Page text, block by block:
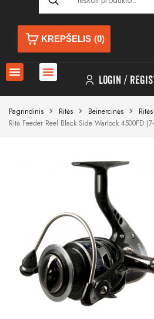
KREPŠELIS (0)
LOGIN
Pagrindinis Ritės Beinercinės
Ritė Feeder Reel Black Side Warlock 4500FD